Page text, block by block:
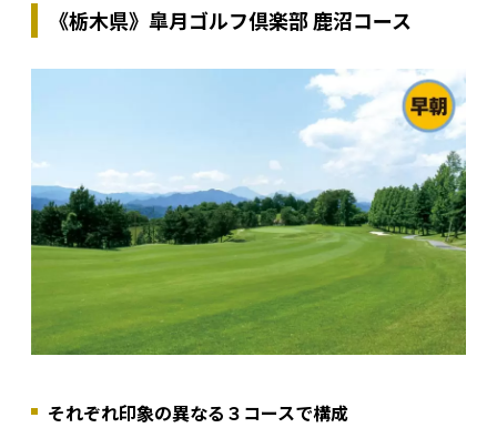
《栃木県》皐月ゴルフ倶楽部 鹿沼コース
それぞれ印象の異なる３コースで構成